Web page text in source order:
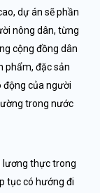
dự án sẽ phần
nông dân, từng
cộng đồng dân
phẩm, đặc sản
của người
trong nước
lương thực trong
tục có hướng đi